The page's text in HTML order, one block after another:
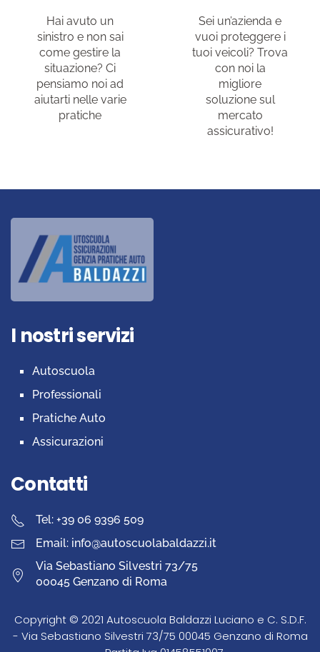
Hai avuto un
sinistro e non sai
come gestire la
situazione? Ci
pensiamo noi ad
aiutarti nelle varie
pratiche
Sei un’azienda e
vuoi proteggere i
tuoi veicoli? Trova
con noi la
migliore
soluzione sul
mercato
assicurativo!
I nostri servizi
Autoscuola
Professionali
Pratiche Auto
Assicurazioni
Contatti
Tel: +39 06 9396 509
Email: info@autoscuolabaldazzi.it
Via Sebastiano Silvestri 73/75
00045 Genzano di Roma
Copyright © 2021 Autoscuola Baldazzi Luciano e C. S.D.F.
- Via Sebastiano Silvestri 73/75 00045 Genzano di Roma